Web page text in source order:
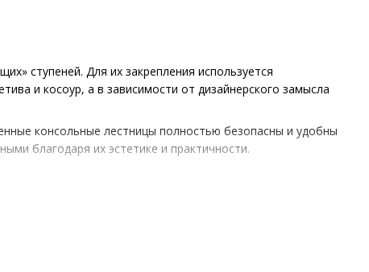
ступеней. Для их закрепления используется
и косоур, а в зависимости от дизайнерского замысла
консольные лестницы полностью безопасны и удобны
благодаря их эстетике и практичности.